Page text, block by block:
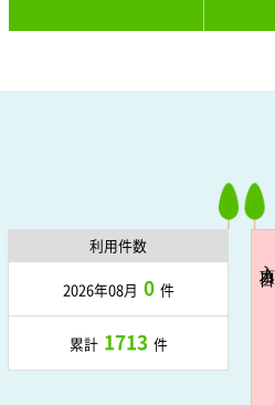
利用件数
2026年08月 0 件
累計 1713 件